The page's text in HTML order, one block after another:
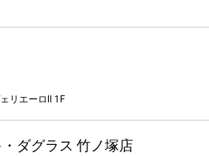
リエーロⅡ 1F
ダグラス 竹ノ塚店